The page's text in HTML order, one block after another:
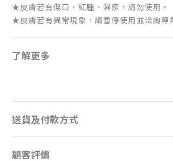
★皮膚若有傷口、紅腫、濕疹，請勿使用。
★皮膚若有異常現象，請暫停使用並洽詢專
了解更多
送貨及付款方式
顧客評價